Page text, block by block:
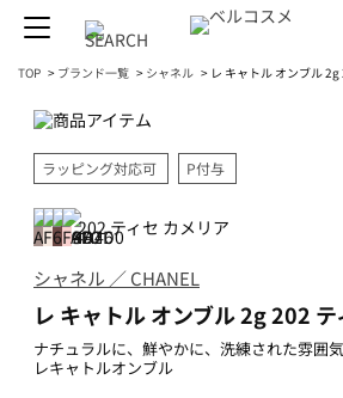
TOP > ブランド一覧 > シャネル > レ キャトル オンブル
ラッピング対応可 P付与
202 ティセ カメリア
シャネル ／ CHANEL
レ キャトル オンブル 2g 202
ナチュラルに、鮮やかに、洗練された雰囲
レキャトルオンブル